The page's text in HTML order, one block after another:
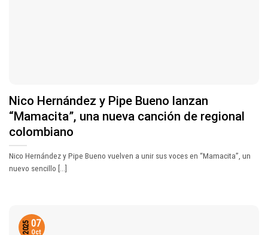
Nico Hernández y Pipe Bueno lanzan
“Mamacita”, una nueva canción de regional
colombiano
Nico Hernández y Pipe Bueno vuelven a unir sus voces en “Mamacita”, un
nuevo sencillo [...]
07
Oct
2025